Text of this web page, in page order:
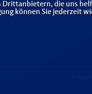
die uns
können Sie jederzeit